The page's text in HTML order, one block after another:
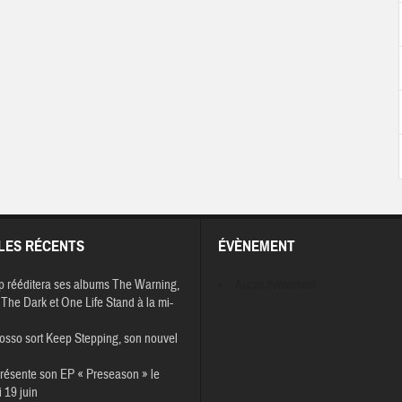
RÉCENTS
rééditera ses albums The Warning,
Dark et One Life Stand à la mi-
sort Keep Stepping, son nouvel
son EP « Preseason » le
19 juin
ÉVÈNEMENT